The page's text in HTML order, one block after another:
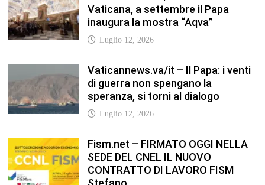
CONTRATTO DI LAVORO FISM
Stefano
Luglio 12, 2026
NEODS26 PRONTI A DIRIGERE! Il
programma della formazione dedicata
ai neods26 Staff Admin – Questo